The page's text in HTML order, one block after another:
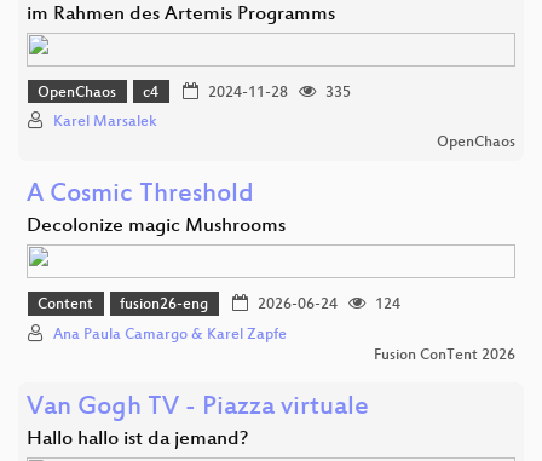
im Rahmen des Artemis Programms
OpenChaos c4 2024-11-28
335
Karel Marsalek
OpenChaos
A Cosmic Threshold
Decolonize magic Mushrooms
Content fusion26-eng 2026-06-24
124
Ana Paula Camargo & Karel Zapfe
Fusion ConTent 2026
Van Gogh TV - Piazza virtuale
Hallo hallo ist da jemand?